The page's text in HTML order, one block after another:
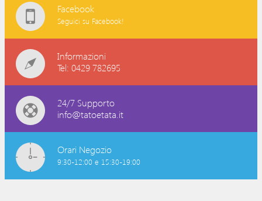
Facebook
Seguici su Facebook!
Informazioni
Tel: 0429 782695
24/7 Supporto
info@tatoetata.it
Orari Negozio
9:30-12:00 e 15:30-19:00